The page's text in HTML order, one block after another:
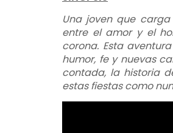
Una joven que
entre el amor y el
corona. Esta
humor, fe y nuevas
contada, la historia
estas fiestas como